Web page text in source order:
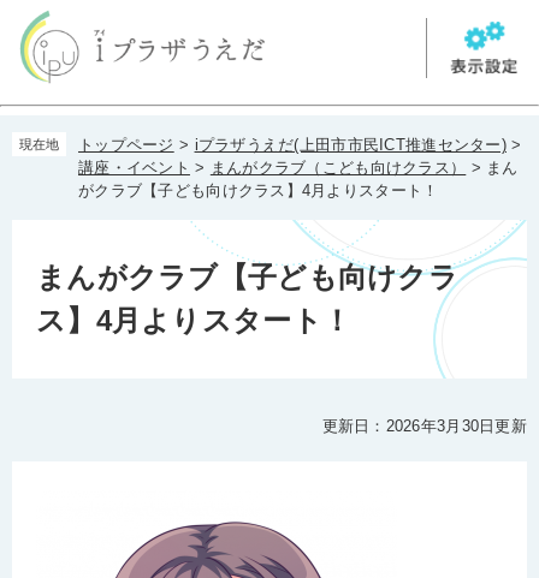
先
を
文
現在地 トップページ > iプラザうえだ(上田市市民ICT推進センター) >
講座・イベント > まんがクラブ（こども向けクラス） > まん
がクラブ【子ども向けクラス】4月よりスタート！
まんがクラブ【子ども向けクラ
ス】4月よりスタート！
更新日：2026年3月30日更新